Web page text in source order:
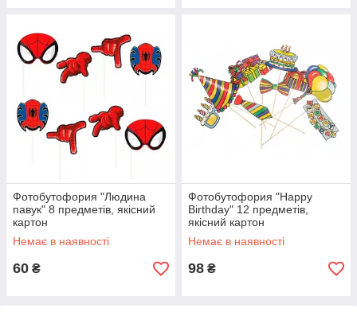
Фотобутофория "Людина
павук" 8 предметів, якісний
картон
Немає в наявності
60 ₴
Фотобутофория "Happy
Birthday" 12 предметів,
якісний картон
Немає в наявності
98 ₴